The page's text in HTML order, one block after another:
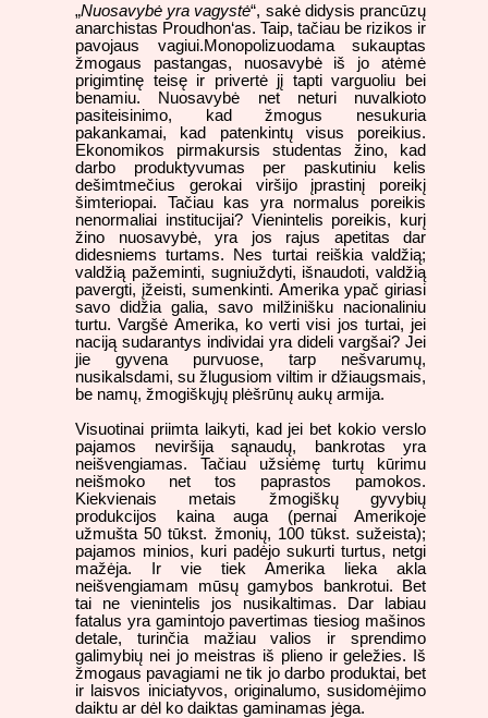
„Nuosavybė yra vagystė“, sakė didysis prancūzų
anarchistas Proudhon‘as. Taip, tačiau be rizikos ir
pavojaus vagiui.Monopolizuodama sukauptas
žmogaus pastangas, nuosavybė iš jo atėmė
prigimtinę teisę ir privertė jį tapti varguoliu bei
benamiu. Nuosavybė net neturi nuvalkioto
pasiteisinimo, kad žmogus nesukuria
pakankamai, kad patenkintų visus poreikius.
Ekonomikos pirmakursis studentas žino, kad
darbo produktyvumas per paskutiniu kelis
dešimtmečius gerokai viršijo įprastinį poreikį
šimteriopai. Tačiau kas yra normalus poreikis
nenormaliai institucijai? Vienintelis poreikis, kurį
žino nuosavybė, yra jos rajus apetitas dar
didesniems turtams. Nes turtai reiškia valdžią;
valdžią pažeminti, sugniuždyti, išnaudoti, valdžią
pavergti, įžeisti, sumenkinti. Amerika ypač giriasi
savo didžia galia, savo milžinišku nacionaliniu
turtu. Vargšė Amerika, ko verti visi jos turtai, jei
naciją sudarantys individai yra dideli vargšai? Jei
jie gyvena purvuose, tarp nešvarumų,
nusikalsdami, su žlugusiom viltim ir džiaugsmais,
be namų, žmogiškųjų plėšrūnų aukų armija.
Visuotinai priimta laikyti, kad jei bet kokio verslo
pajamos neviršija sąnaudų, bankrotas yra
neišvengiamas. Tačiau užsiėmę turtų kūrimu
neišmoko net tos paprastos pamokos.
Kiekvienais metais žmogiškų gyvybių
produkcijos kaina auga (pernai Amerikoje
užmušta 50 tūkst. žmonių, 100 tūkst. sužeista);
pajamos minios, kuri padėjo sukurti turtus, netgi
mažėja. Ir vie tiek Amerika lieka akla
neišvengiamam mūsų gamybos bankrotui. Bet
tai ne vienintelis jos nusikaltimas. Dar labiau
fatalus yra gamintojo pavertimas tiesiog mašinos
detale, turinčia mažiau valios ir sprendimo
galimybių nei jo meistras iš plieno ir geležies. Iš
žmogaus pavagiami ne tik jo darbo produktai, bet
ir laisvos iniciatyvos, originalumo, susidomėjimo
daiktu ar dėl ko daiktas gaminamas jėga.